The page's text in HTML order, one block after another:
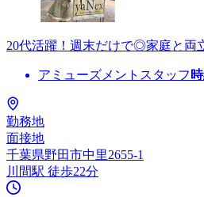
20代活躍！週末だけで◎家庭と両
アミューズメントスタッフ
勤務地
面接地
千葉県野田市中里2655-1
川間駅 徒歩22分